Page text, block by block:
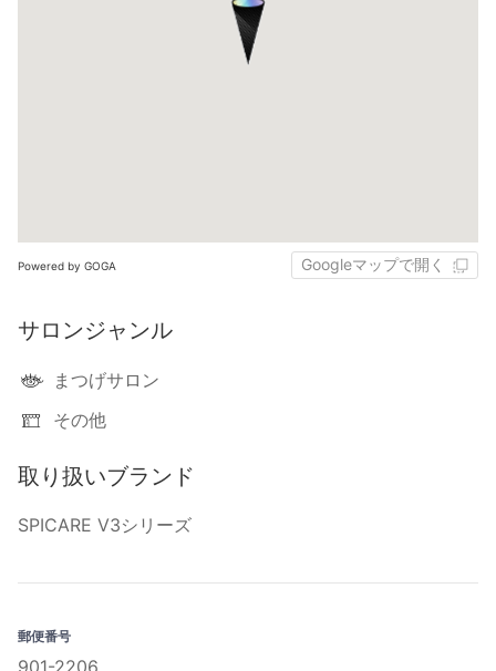
Powered by GOGA Googleマップで開く
サロンジャンル
まつげサロン
その他
取り扱いブランド
SPICARE V3シリーズ
郵便番号